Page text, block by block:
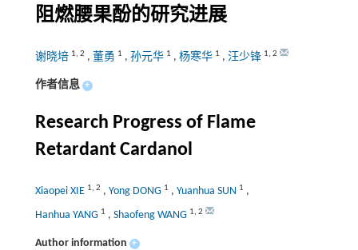
阻燃腰果酚的研究进展
谢晓培 1, 2 , 董勇 1 , 孙元华 1 , 杨寒华 1 , 汪少锋 1, 2
作者信息 +
Research Progress of Flame
Retardant Cardanol
Xiaopei XIE 1, 2 , Yong DONG 1 , Yuanhua SUN 1 ,
Hanhua YANG 1 , Shaofeng WANG 1, 2
Author information +